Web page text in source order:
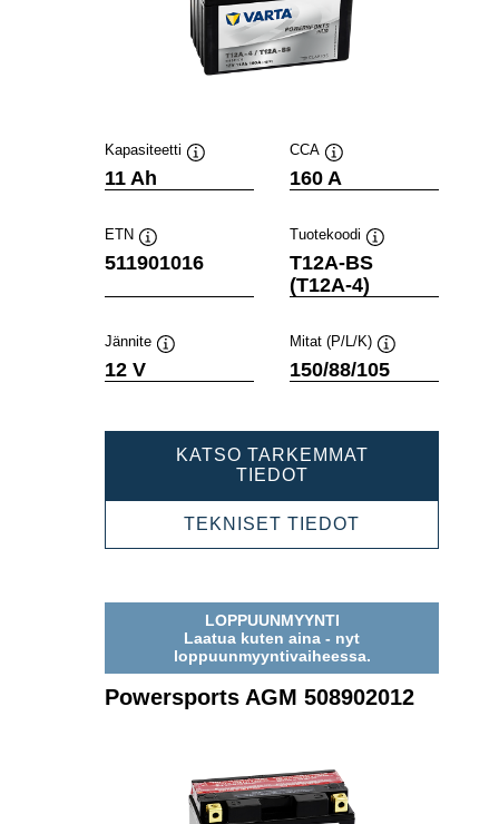
Kapasiteetti
11 Ah
CCA
Työkaluvihje
160 A
ETN
Työkaluvihje
511901016
Tuotekoodi
T12A-BS
(T12A-4)
Jännite
12 V
Mitat (P/L/K)
Työkaluvihje
150/88/105
KATSO TARKEMMAT
TIEDOTPOWERSPORTS
511901016
TEKNISET TIEDOT
LOPPUUNMYYNTI
Laatua kuten aina - nyt
loppuunmyyntivaiheessa.
Powersports AGM 508902012